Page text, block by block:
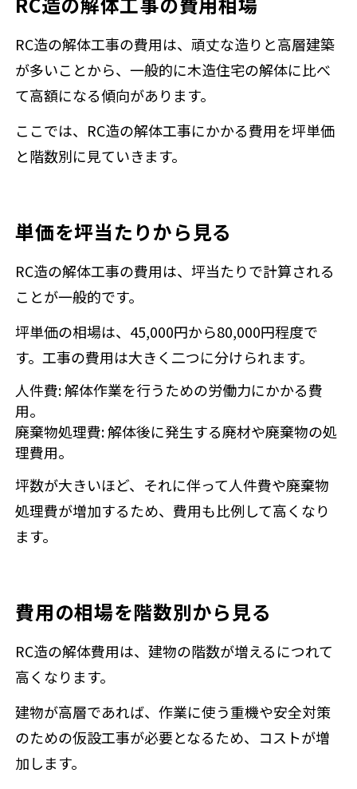
RC造の解体工事の費用は、頑丈な造りと高層建築
が多いことから、一般的に木造住宅の解体に比べ
て高額になる傾向があります。
ここでは、RC造の解体工事にかかる費用を坪単価
と階数別に見ていきます。
単価を坪当たりから見る
RC造の解体工事の費用は、坪当たりで計算される
ことが一般的です。
坪単価の相場は、45,000円から80,000円程度で
す。工事の費用は大きく二つに分けられます。
人件費: 解体作業を行うための労働力にかかる費
用。
廃棄物処理費: 解体後に発生する廃材や廃棄物の処
理費用。
坪数が大きいほど、それに伴って人件費や廃棄物
処理費が増加するため、費用も比例して高くなり
ます。
費用の相場を階数別から見る
RC造の解体費用は、建物の階数が増えるにつれて
高くなります。
建物が高層であれば、作業に使う重機や安全対策
のための仮設工事が必要となるため、コストが増
加します。